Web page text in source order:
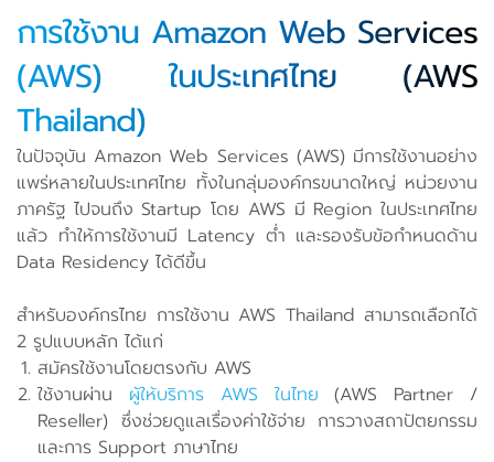
การใช้งาน Amazon Web Services
(AWS) ในประเทศไทย (AWS
Thailand)
ในปัจจุบัน Amazon Web Services (AWS) มีการใช้งานอย่าง
แพร่หลายในประเทศไทย ทั้งในกลุ่มองค์กรขนาดใหญ่ หน่วยงาน
ภาครัฐ ไปจนถึง Startup โดย AWS มี Region ในประเทศไทย
แล้ว ทำให้การใช้งานมี Latency ต่ำ และรองรับข้อกำหนดด้าน
Data Residency ได้ดีขึ้น
สำหรับองค์กรไทย การใช้งาน AWS Thailand สามารถเลือกได้
2 รูปแบบหลัก ได้แก่
สมัครใช้งานโดยตรงกับ AWS
ใช้งานผ่าน ผู้ให้บริการ AWS ในไทย (AWS Partner /
Reseller) ซึ่งช่วยดูแลเรื่องค่าใช้จ่าย การวางสถาปัตยกรรม
และการ Support ภาษาไทย